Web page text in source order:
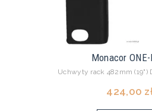
Monacor
Uchwyty rack 482mm (19")
424,00